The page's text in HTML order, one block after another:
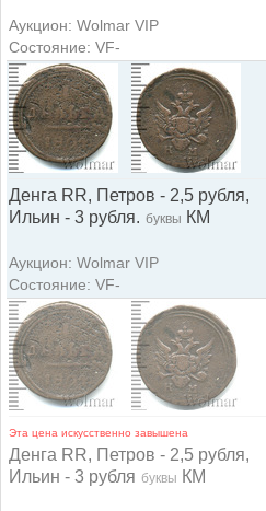
Аукцион: Wolmar VIP
Состояние: VF-
Денга RR, Петров - 2,5 рубля,
Ильин - 3 рубля. буквы КМ
Аукцион: Wolmar VIP
Состояние: VF-
Эта цена искусственно завышена
Денга RR, Петров - 2,5 рубля,
Ильин - 3 рубля буквы КМ